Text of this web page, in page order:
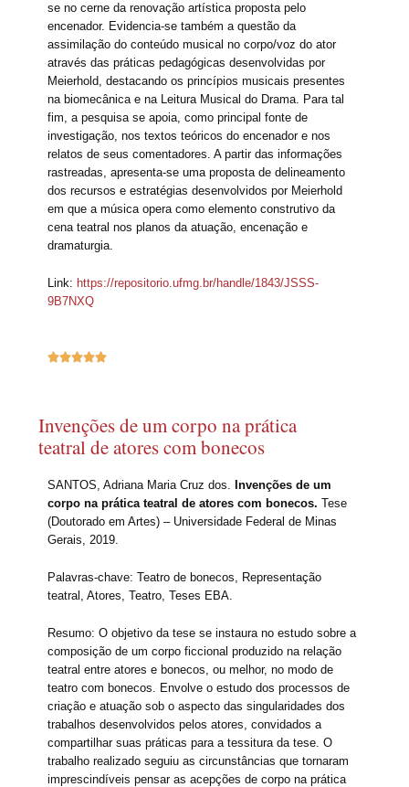
se no cerne da renovação artística proposta pelo
encenador. Evidencia-se também a questão da
assimilação do conteúdo musical no corpo/voz do ator
através das práticas pedagógicas desenvolvidas por
Meierhold, destacando os princípios musicais presentes
na biomecânica e na Leitura Musical do Drama. Para tal
fim, a pesquisa se apoia, como principal fonte de
investigação, nos textos teóricos do encenador e nos
relatos de seus comentadores. A partir das informações
rastreadas, apresenta-se uma proposta de delineamento
dos recursos e estratégias desenvolvidos por Meierhold
em que a música opera como elemento construtivo da
cena teatral nos planos da atuação, encenação e
dramaturgia.
Link: https://repositorio.ufmg.br/handle/1843/JSSS-
9B7NXQ

Invenções de um corpo na prática
teatral de atores com bonecos
SANTOS, Adriana Maria Cruz dos. Invenções de um
corpo na prática teatral de atores com bonecos.Tese
(Doutorado em Artes) – Universidade Federal de Minas
Gerais, 2019.
Palavras-chave: Teatro de bonecos, Representação
teatral, Atores, Teatro, Teses EBA.
Resumo: O objetivo da tese se instaura no estudo sobre a
composição de um corpo ficcional produzido na relação
teatral entre atores e bonecos, ou melhor, no modo de
teatro com bonecos. Envolve o estudo dos processos de
criação e atuação sob o aspecto das singularidades dos
trabalhos desenvolvidos pelos atores, convidados a
compartilhar suas práticas para a tessitura da tese. O
trabalho realizado seguiu as circunstâncias que tornaram
imprescindíveis pensar as acepções de corpo na prática